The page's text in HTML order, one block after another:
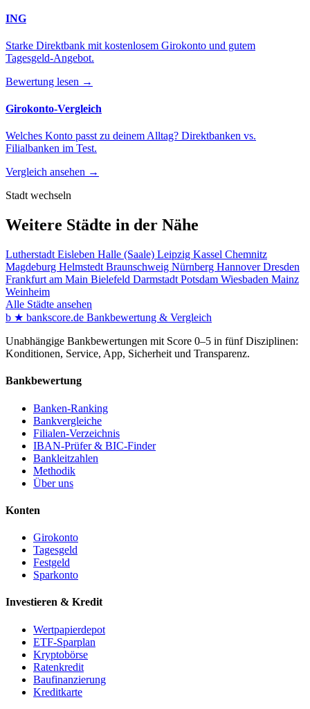
ING
Starke Direktbank mit kostenlosem Girokonto und gutem
Tagesgeld-Angebot.
Bewertung lesen →
Girokonto-Vergleich
Welches Konto passt zu deinem Alltag? Direktbanken vs.
Filialbanken im Test.
Vergleich ansehen →
Stadt wechseln
Weitere Städte in der Nähe
Lutherstadt Eisleben Halle (Saale) Leipzig Kassel Chemnitz
Magdeburg Helmstedt Braunschweig Nürnberg HannoverDresden
Frankfurt am Main Bielefeld Darmstadt Potsdam Wiesbaden Mainz
Weinheim
Alle Städte ansehen
b ★ bankscore.de Bankbewertung & Vergleich
Unabhängige Bankbewertungen mit Score 0–5 in fünf Disziplinen:
Konditionen, Service, App, Sicherheit und Transparenz.
Bankbewertung
Banken-Ranking
Bankvergleiche
Filialen-Verzeichnis
IBAN-Prüfer & BIC-Finder
Bankleitzahlen
Methodik
Über uns
Konten
Girokonto
Tagesgeld
Festgeld
Sparkonto
Investieren & Kredit
Wertpapierdepot
ETF-Sparplan
Kryptobörse
Ratenkredit
Baufinanzierung
Kreditkarte